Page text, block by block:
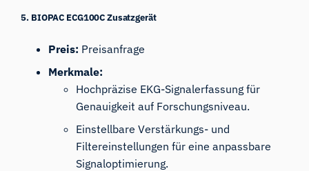
5. BIOPAC ECG100CZusatzgerät
Preis: Preisanfrage
Merkmale:
Hochpräzise EKG-Signalerfassung für
Genauigkeit auf Forschungsniveau.
Einstellbare Verstärkungs- und
Filtereinstellungen für eine anpassbare
Signaloptimierung.